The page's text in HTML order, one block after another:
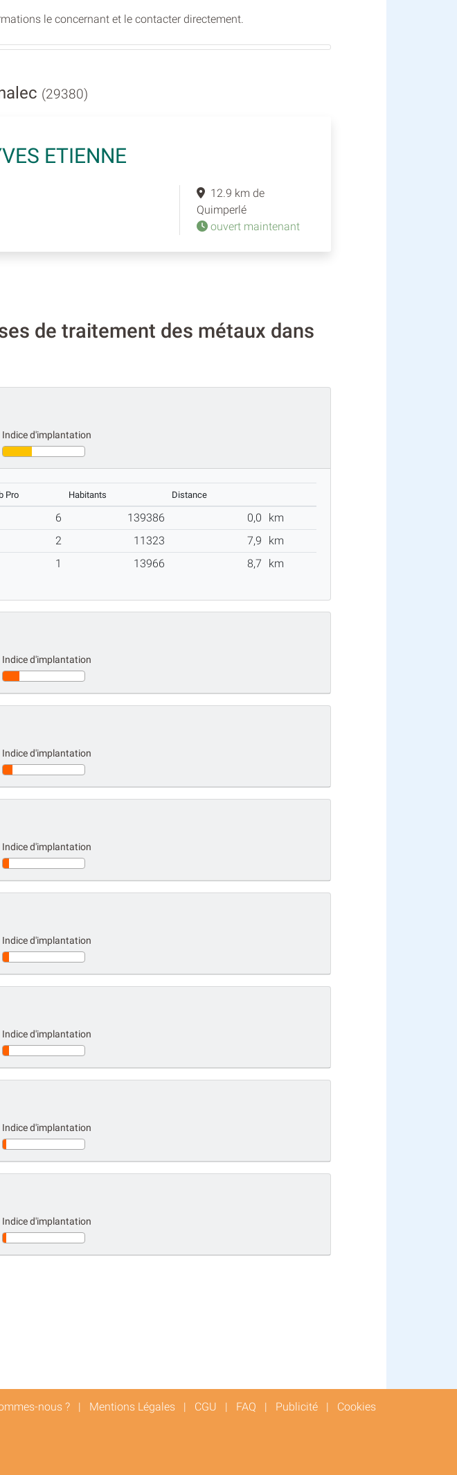
le concernant et le contacter directement.
(29380)
ETIENNE
12.9 km de
Quimperlé
ouvert maintenant
de traitement des métaux dans
Indice d'implantation
Pro Habitants Distance
6 139386 0,0
km
2 11323 7,9
km
1 13966 8,7 km
Indice d'implantation
Indice d'implantation
Indice d'implantation
Indice d'implantation
Indice d'implantation
Indice d'implantation
Indice d'implantation
nous ? | Mentions Légales | CGU | FAQ | Publicité | Cookies